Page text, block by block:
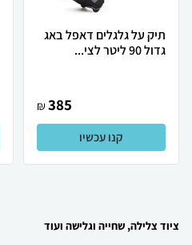
תיק על גלגלים דאפל באג
גדול 90 ליטר לצי...
385
₪
קנו עכשיו
ציוד צלילה, שחייה וגלישה ועוד